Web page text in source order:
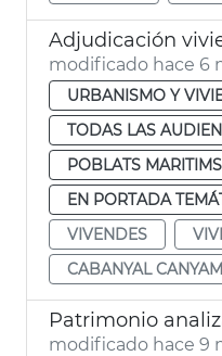
modificado hace 6
URBANISMO Y
TODAS LAS
POBLATS MARITIMS
EN PORTADA
VIVENDES
CABANYAL
modificado hace 9